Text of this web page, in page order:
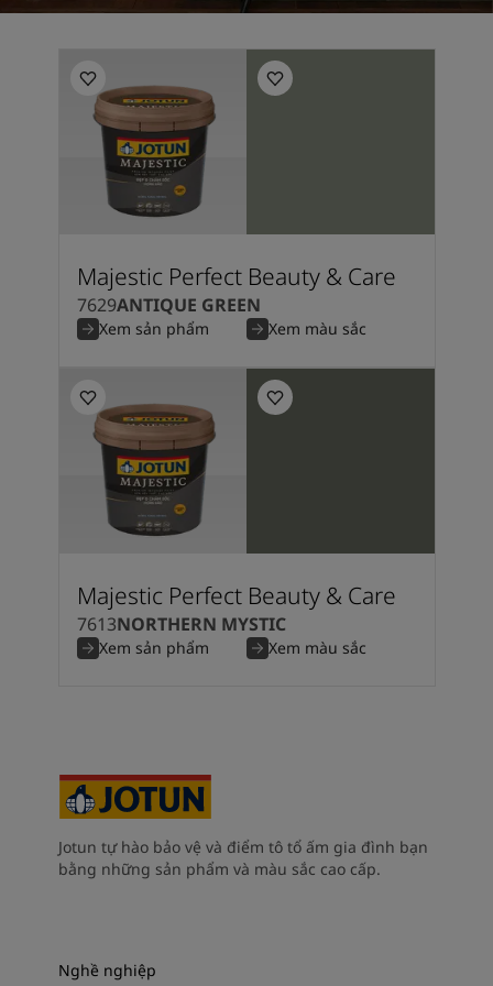
Majestic Perfect Beauty & Care
7629ANTIQUE GREEN
Xem sản phẩm Xem màu sắc
Majestic Perfect Beauty & Care
7613NORTHERN MYSTIC
Xem sản phẩm Xem màu sắc
Jotun tự hào bảo vệ và điểm tô tổ ấm gia đình bạn
bằng những sản phẩm và màu sắc cao cấp.
Nghề nghiệp